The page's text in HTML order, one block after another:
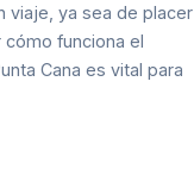
viaje, ya sea de placer
funciona el
Cana es vital para